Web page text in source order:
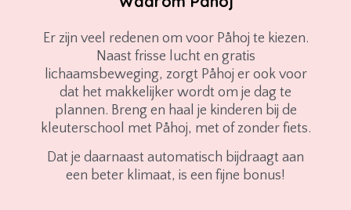
Er zijn veel redenen om voor Påhoj te kiezen.
Naast frisse lucht en gratis
lichaamsbeweging, zorgt Påhoj er ook voor
dat het makkelijker wordt om je dag te
plannen. Breng en haal je kinderen bij de
kleuterschool met Påhoj, met of zonder fiets.
Dat je daarnaast automatisch bijdraagt aan
een beter klimaat, is een fijne bonus!